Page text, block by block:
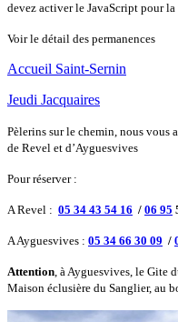
devez activer le JavaScript pour
Voir le détail des permanences
Accueil Saint-Sernin
Jeudi Jacquaires
Pèlerins sur le chemin, nous vous
de Revel et d’Ayguesvives
Pour réserver :
A Revel : 05 34 43 54 16 / 06 95
A Ayguesvives : 05 34 66 30 09 /
Attention, à Ayguesvives, le Gite
Maison éclusière du Sanglier, au